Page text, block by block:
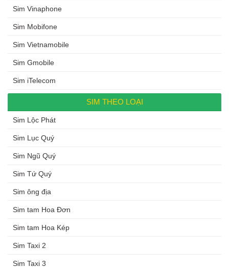
Sim Vinaphone
Sim Mobifone
Sim Vietnamobile
Sim Gmobile
Sim iTelecom
SIM THEO LOẠI
Sim Lộc Phát
Sim Lục Quý
Sim Ngũ Quý
Sim Tứ Quý
Sim ông địa
Sim tam Hoa Đơn
Sim tam Hoa Kép
Sim Taxi 2
Sim Taxi 3